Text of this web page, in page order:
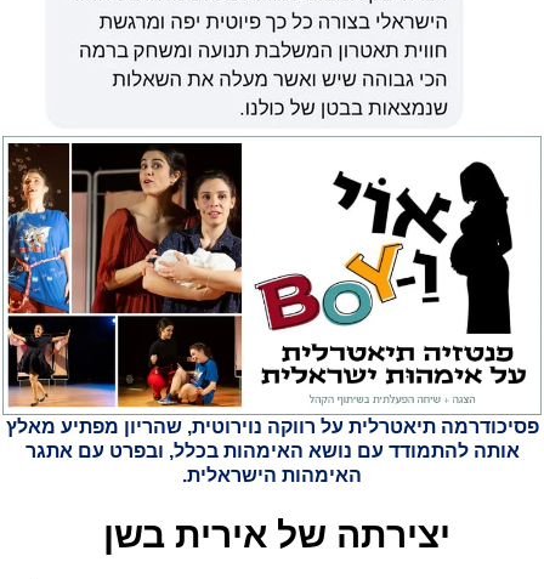
פסיכודרמה תיאטרלית על רווקה נוירוטית, שהריון מפתיע מאלץ
אותה להתמודד עם נושא האימהות בכלל, ובפרט עם אתגר
האימהות הישראלית.
יצירתה של אירית בשן